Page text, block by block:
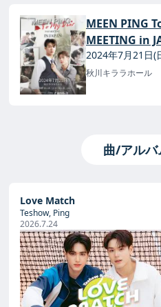
MEEN PING
MEETING in
2024年7月21日(
秋川キララホール
曲/アルバ
Love Match
Teshow, Ping
2026.7.24